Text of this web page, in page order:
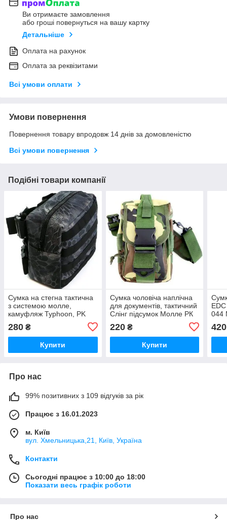
Ви отримаєте замовлення
або гроші повернуться на вашу картку
Детальніше
Оплата на рахунок
Оплата за реквізитами
Всі умови оплати
Умови повернення
Повернення товару впродовж 14 днів за домовленістю
Всі умови повернення
Подібні товари компанії
Сумка на стегна тактична
з системою молле,
камуфляж Typhoon, PK
280 ₴
Купити
Сумка чоловіча наплічна
для документів, тактичний
Слінг підсумок Молле РК
010 Milcraft камуфляж WL
220₴
Купити
EDC
044
420
Про нас
99% позитивних з 109 відгуків за рік
Працює з 16.01.2023
м. Київ
вул. Хмельницька,21, Київ, Україна
Контакти
Сьогодні працює з 10:00 до 18:00
Показати весь графік роботи
Про нас